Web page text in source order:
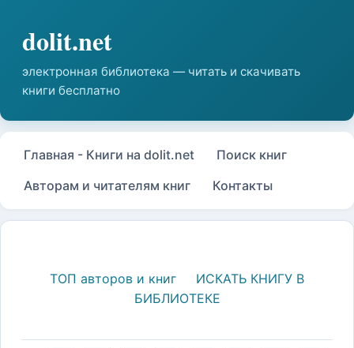
Главная - Книги на dolit.net
Поиск книг
Авторам и читателям книг
Контакты
ТОП авторов и книг
ИСКАТЬ КНИГУ В
БИБЛИОТЕКЕ